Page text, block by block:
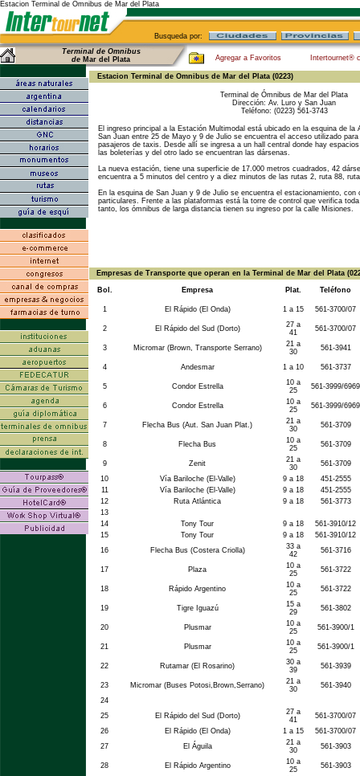
Estacion Terminal de Omnibus de Mar del Plata
Busqueda por:
Terminal de Omnibus
de Mar del Plata Agregar a Favoritos Intertournet®
Estacion Terminal de Omnibus de Mar del Plata (0223)
Terminal de Ómnibus de Mar del Plata
Dirección: Av. Luro y San Juan
Teléfono: (0223) 561-3743
El ingreso principal a la Estación Multimodal está ubicado en la esquina de la
San Juan entre 25 de Mayo y 9 de Julio se encuentra el acceso utilizado
pasajeros de taxis. Desde allí se ingresa a un hall central donde hay
las boleterías y del otro lado se encuentran las dársenas.
La nueva estación, tiene una superficie de 17.000 metros cuadrados, 42
encuentra a 5 minutos del centro y a diez minutos de las rutas 2, ruta 88,
En la esquina de San Juan y 9 de Julio se encuentra el estacionamiento, con
particulares. Frente a las plataformas está la torre de control que verifica
tanto, los ómnibus de larga distancia tienen su ingreso por la calle Misiones.
Empresas de Transporte que operan en la Terminal de Mar del Plata
Bol. Empresa Plat. Teléfono
1 El Rápido (El Onda) 1 a 15 561-3700/07
2 El Rápido del Sud (Dorto)
27 a
41
561-3700/07
3 Micromar (Brown, Transporte Serrano)
21 a
30
561-3941
4 Andesmar 1 a 10 561-3737
5 Condor Estrella
10 a
25
561-3999/6969
6 Condor Estrella
10 a
25
561-3999/6969
7 Flecha Bus (Aut. San Juan Plat.)
21 a
30
561-3709
8 Flecha Bus
10 a
25
561-3709
9 Zenit
21 a
30
561-3709
10
Vía Bariloche (El-Valle) 9 a 18
451-2555
11
Vía Bariloche (El-Valle) 9 a 18
451-2555
12
Ruta Atlántica 9 a 18
561-3773
13
14
Tony Tour 9 a 18
561-3910/12
15
Tony Tour 9 a 18
561-3910/12
16
Flecha Bus (Costera Criolla)
33 a
42
561-3716
17 Plaza
10 a
25
561-3722
18 Rápido Argentino
10 a
25
561-3722
19 Tigre Iguazú
15 a
29
561-3802
20 Plusmar
10 a
25
561-3900/1
21 Plusmar
10 a
25
561-3900/1
22 Rutamar (El Rosarino)
30 a
39
561-3939
23 Micromar (Buses Potosi,Brown,Serrano)
21 a
30
561-3940
24
25
El Rápido del Sud (Dorto)
27 a
41
561-3700/07
26
El Rápido (El Onda) 1 a 15
561-3700/07
27
El Águila
21 a
30
561-3903
28 El Rápido Argentino
10 a
25
561-3903